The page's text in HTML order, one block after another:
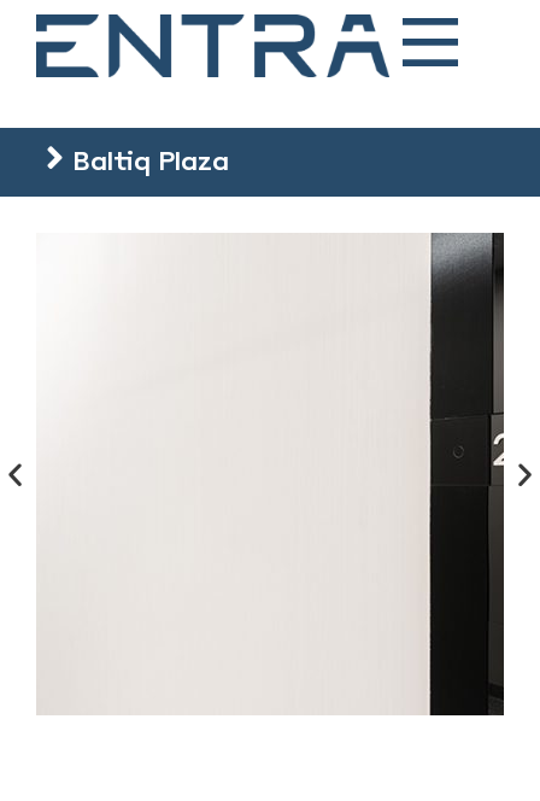
Baltiq Plaza